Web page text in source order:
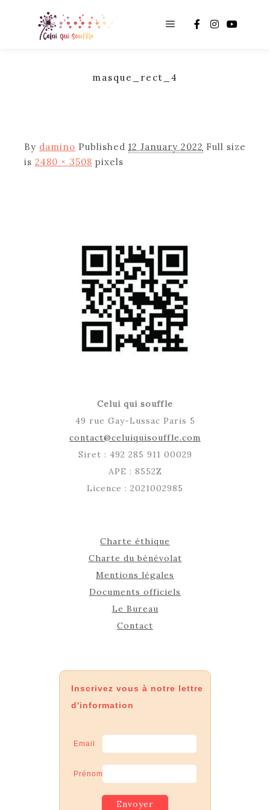
masque_rect_4
By damino Published 12 January 2022 Full size
is 2480 × 3508 pixels
Celui qui souffle
49 rue Gay-Lussac Paris 5
contact@celuiquisouffle.com
Siret : 492 285 911 00029
APE : 8552Z
Licence : 2021002985
Charte éthique
Charte du bénévolat
Mentions légales
Documents officiels
Le Bureau
Contact
Inscrivez vous à notre lettre
d'information
Email
Prénom